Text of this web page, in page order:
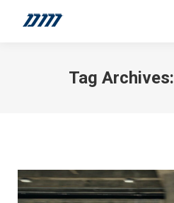
Tag Archives: